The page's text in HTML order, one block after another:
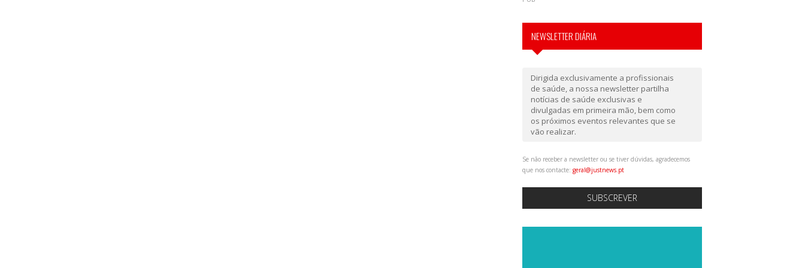
NEWSLETTER DIÁRIA
Dirigida exclusivamente a profissionais
de saúde, a nossa newsletter partilha
notícias de saúde exclusivas e
divulgadas em primeira mão, bem como
os próximos eventos relevantes que se
vão realizar.
Se não receber a newsletter ou se tiver dúvidas, agradecemos
que nos contacte: geral@justnews.pt
SUBSCREVER